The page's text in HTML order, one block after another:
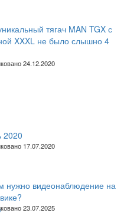
тягач MAN TGX с
XXXL не было слышно 4
24.12.2020
2020
17.07.2020
нужно видеонаблюдение на
23.07.2025